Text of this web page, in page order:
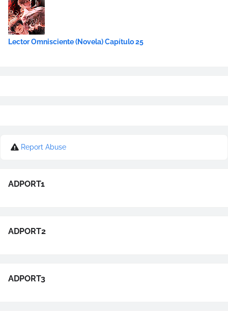
Lector Omnisciente (Novela) Capítulo 25
Report Abuse
ADPORT1
ADPORT2
ADPORT3